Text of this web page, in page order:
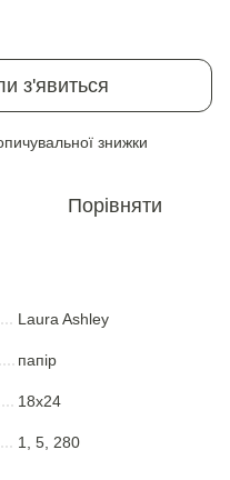
з'явиться
знижки
Порівняти
Laura Ashley
папір
18x24
1, 5, 280